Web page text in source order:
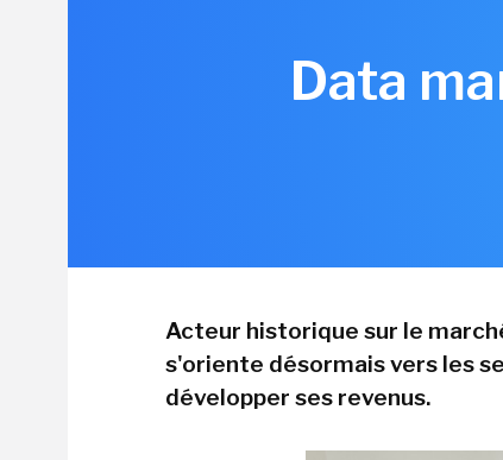
Data
Acteur historique sur le
s'oriente désormais vers les
développer ses revenus.